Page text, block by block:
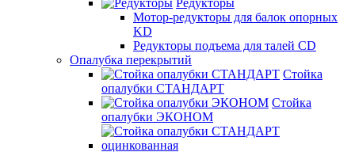
Редукторы
Мотор-редукторы для балок опорных
KD
Редукторы подъема для талей CD
Опалубка перекрытий
Стойка
опалубки СТАНДАРТ
Стойка
опалубки ЭКОНОМ